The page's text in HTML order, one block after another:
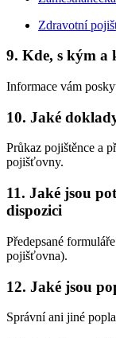
Zdravotní
9. Kde, s kým a
Informace vám
10. Jaké
Průkaz pojištěnce a
pojišťovny.
11. Jaké jsou
dispozici
Předepsané
pojišťovna).
12. Jaké jsou
Správní ani jiné